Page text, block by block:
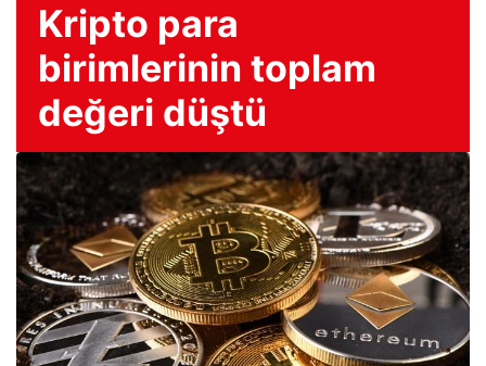
Kripto para
birimlerinin toplam
değeri düştü